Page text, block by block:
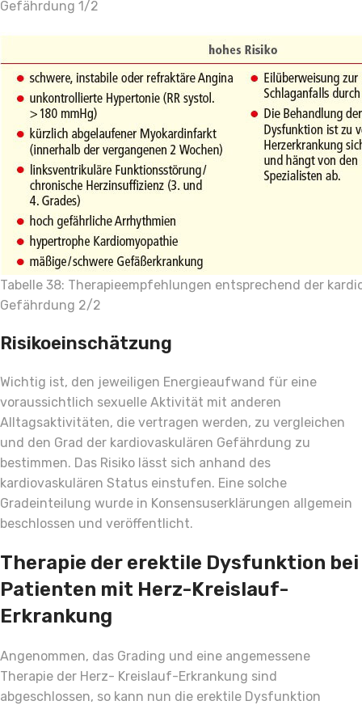
Gefährdung 1/2
Tabelle 38: Therapieempfehlungen entsprechend der
Gefährdung 2/2
Risikoeinschätzung
Wichtig ist, den jeweiligen Energieaufwand für eine
voraussichtlich sexuelle Aktivität mit anderen
Alltagsaktivitäten, die vertragen werden, zu vergleichen
und den Grad der kardiovaskulären Gefährdung zu
bestimmen. Das Risiko lässt sich anhand des
kardiovaskulären Status einstufen. Eine solche
Gradeinteilung wurde in Konsensuserklärungen allgemein
beschlossen und veröffentlicht.
Therapie der erektile Dysfunktion bei
Patienten mit Herz-Kreislauf-
Erkrankung
Angenommen, das Grading und eine angemessene
Therapie der Herz- Kreislauf-Erkrankung sind
abgeschlossen, so kann nun die erektile Dysfunktion